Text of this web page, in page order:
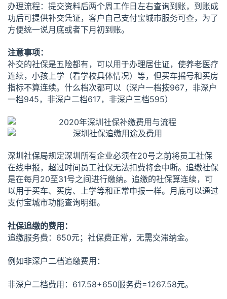
办理流程：提交资料后两个周工作日左右查询到账，到账成
功后可提供补交凭证，客户自己支付宝城市服务可查，为了
方便统一说月底或者下月初到账。
注意事项：
补交的社保是五险都有，可以用于办理居住证，使养老医疗
连续，小孩上学（看学校具体情况）等，但买车摇号和买房
指标不算连续。什么档次都可以（深户一档按967，非深户
一档945，非深户二档617，非深户三档595）
深圳社保局规定深圳所有企业必须在20号之前将员工社保
在线申报，超过时间员工社保无法扣费将会中断。追缴社保
是在每月20至31号之间进行缴纳。追缴的社保算连续，可
以用于买车、买房、上学等和正常申报一样。月底可以通过
支付宝城市功能查询明细。
社保追缴的费用：
追缴服务费：650元；社保费正常，无需交滞纳金。
例如非深户二档追缴费用：
非深户二档费用：617.58+650服务费=1267.58元。